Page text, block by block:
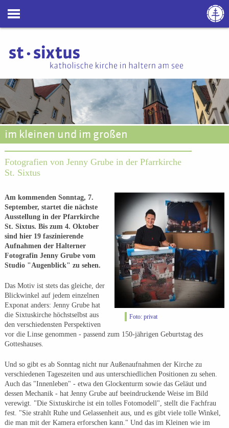
im kleinen und im großen
Fotografien von Jenny Grube in der Pfarrkirche
St. Sixtus
Foto: privat
Am kommenden Sonntag, 7.
September, startet die nächste
Ausstellung in der Pfarrkirche
St. Sixtus. Bis zum 4. Oktober
sind hier 19 faszinierende
Aufnahmen der Halterner
Fotografin Jenny Grube vom
Studio "Augenblick" zu sehen.
Das Motiv ist stets das gleiche, der
Blickwinkel auf jedem einzelnen
Exponat anders: Jenny Grube hat
die Sixtuskirche höchstselbst aus
den verschiedensten Perspektiven
vor die Linse genommen - passend zum 150-jährigen Geburtstag des
Gotteshauses.
Und so gibt es ab Sonntag nicht nur Außenaufnahmen der Kirche zu
verschiedenen Tageszeiten und aus unterschiedlichen Positionen zu sehen.
Auch das "Innenleben" - etwa den Glockenturm sowie das Geläut und
dessen Mechanik - hat Jenny Grube auf beeindruckende Weise im Bild
verewigt. "Die Sixtuskirche ist ein tolles Fotomodell", stellt die Fachfrau
fest. "Sie strahlt Ruhe und Gelassenheit aus, und es gibt viele tolle Winkel,
die man mit der Kamera erforschen kann." Und das im Kleinen wie im